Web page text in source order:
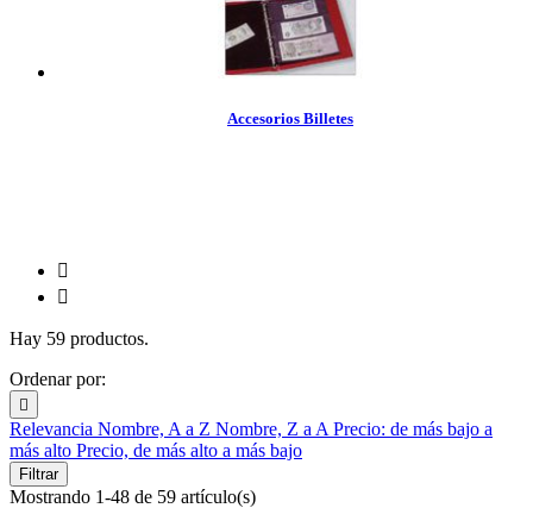
Accesorios Billetes


Hay 59 productos.
Ordenar por:

Relevancia Nombre, A a Z Nombre, Z a A Precio: de más bajo a
más alto Precio, de más alto a más bajo
Filtrar
Mostrando 1-48 de 59 artículo(s)